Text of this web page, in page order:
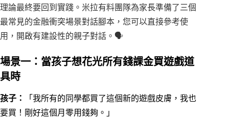
理論最終要回到實踐。米拉有料團隊為家長準備了三個
最常見的金融衝突場景對話腳本，您可以直接參考使
用，開啟有建設性的親子對話。🗣️
場景一：當孩子想花光所有錢課金買遊戲道
具時
孩子：
「我所有的同學都買了這個新的遊戲皮膚，我也
要買！剛好這個月零用錢夠。」